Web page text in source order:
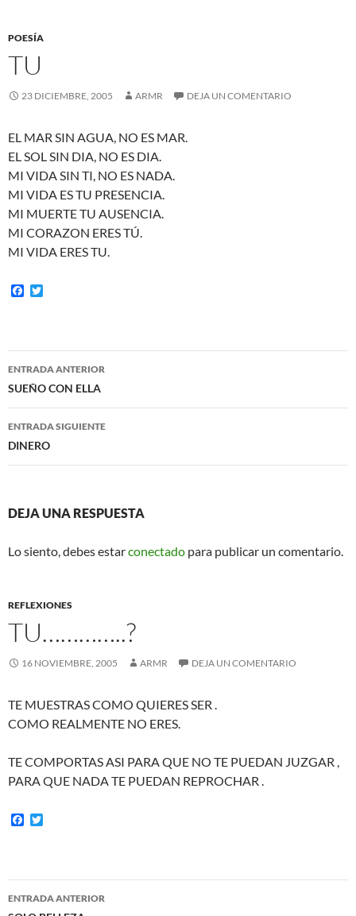
POESÍA
TU
23 DICIEMBRE, 2005 ARMR DEJA UN COMENTARIO
EL MAR SIN AGUA, NO ES MAR.
EL SOL SIN DIA, NO ES DIA.
MI VIDA SIN TI, NO ES NADA.
MI VIDA ES TU PRESENCIA.
MI MUERTE TU AUSENCIA.
MI CORAZON ERES TÚ.
MI VIDA ERES TU.
F
o
o
e
r
Navegación
de
entradas
ENTRADA ANTERIOR
SUEÑO CON ELLA
ENTRADA SIGUIENTE
DINERO
DEJA UNA RESPUESTA
Lo siento, debes estarconectado para publicar un comentario.
REFLEXIONES
TU…………..?
16 NOVIEMBRE, 2005 ARMR DEJA UN COMENTARIO
TE MUESTRAS COMO QUIERES SER .
COMO REALMENTE NO ERES.
TE COMPORTAS ASI PARA QUE NO TE PUEDAN JUZGAR ,
PARA QUE NADA TE PUEDAN REPROCHAR .
F
o
o
e
r
Navegación
ENTRADA ANTERIOR